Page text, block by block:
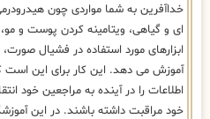
خداآفرین به شما مواردی چون
ای و گیاهی، ویتامینه کردن پوست و
ابزارهای مورد استفاده در فشیال
آموزش می دهد. این کار برای این است
اطلاعات را در آینده به مراجعین خود
خود مراقبت داشته باشند. در این